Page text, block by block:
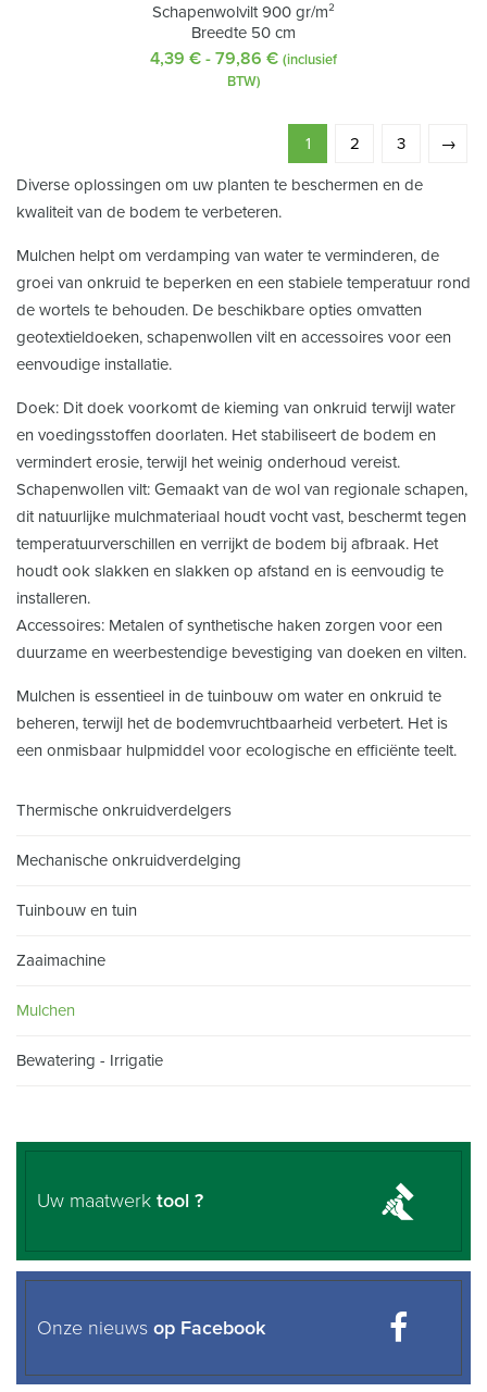
Schapenwolvilt 900 gr/m²
Breedte 50 cm
4,39 € - 79,86 € Prijsklasse:
79,86 €
(inclusief
BTW)
1 2 3 →
Diverse oplossingen om uw planten te beschermen en de
kwaliteit van de bodem te verbeteren.
Mulchen helpt om verdamping van water te verminderen, de
groei van onkruid te beperken en een stabiele temperatuur rond
de wortels te behouden. De beschikbare opties omvatten
geotextieldoeken, schapenwollen vilt en accessoires voor een
eenvoudige installatie.
Doek: Dit doek voorkomt de kieming van onkruid terwijl water
en voedingsstoffen doorlaten. Het stabiliseert de bodem en
vermindert erosie, terwijl het weinig onderhoud vereist.
Schapenwollen vilt: Gemaakt van de wol van regionale schapen,
dit natuurlijke mulchmateriaal houdt vocht vast, beschermt tegen
temperatuurverschillen en verrijkt de bodem bij afbraak. Het
houdt ook slakken en slakken op afstand en is eenvoudig te
installeren.
Accessoires: Metalen of synthetische haken zorgen voor een
duurzame en weerbestendige bevestiging van doeken en vilten.
Mulchen is essentieel in de tuinbouw om water en onkruid te
beheren, terwijl het de bodemvruchtbaarheid verbetert. Het is
een onmisbaar hulpmiddel voor ecologische en efficiënte teelt.
Thermische onkruidverdelgers
Mechanische onkruidverdelging
Tuinbouw en tuin
Zaaimachine
Mulchen
Bewatering - Irrigatie
Uw maatwerk tool ?
Onze nieuws op Facebook